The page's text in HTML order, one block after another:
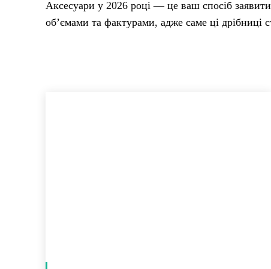
Аксесуари у 2026 році — це ваш спосіб
об’ємами та фактурами, адже саме ці